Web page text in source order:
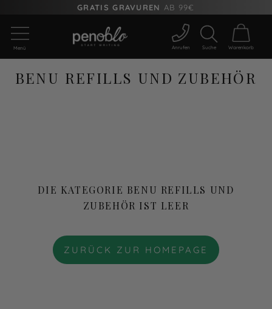
GRATIS GRAVUREN AB 99€
Menü Anrufen Suche Warenkorb
BENU REFILLS UND ZUBEHÖR
DIE KATEGORIE BENU REFILLS UND
ZUBEHÖR IST LEER
ZURÜCK ZUR HOMEPAGE